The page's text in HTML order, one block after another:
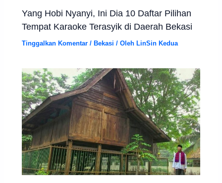
Yang Hobi Nyanyi, Ini Dia 10 Daftar Pilihan
Tempat Karaoke Terasyik di Daerah Bekasi
Tinggalkan Komentar / Bekasi / Oleh LinSin Kedua